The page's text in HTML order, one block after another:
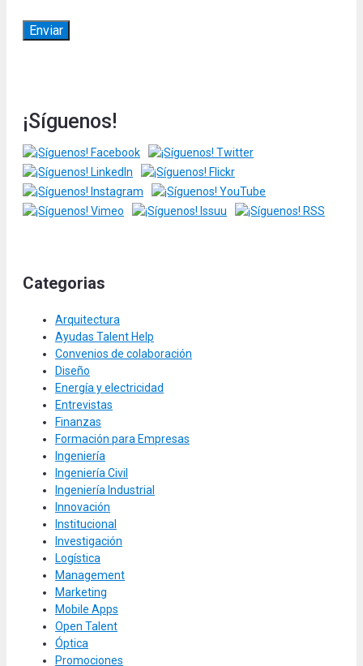
¡Síguenos!
Categorias
Arquitectura
Ayudas Talent Help
Convenios de colaboración
Diseño
Energía y electricidad
Entrevistas
Finanzas
Formación para Empresas
Ingeniería
Ingeniería Civil
Ingeniería Industrial
Innovación
Institucional
Investigación
Logística
Management
Marketing
Mobile Apps
Open Talent
Óptica
Promociones